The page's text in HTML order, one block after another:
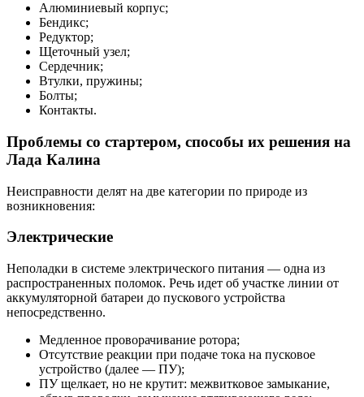
Алюминиевый корпус;
Бендикс;
Редуктор;
Щеточный узел;
Сердечник;
Втулки, пружины;
Болты;
Контакты.
Проблемы со стартером, способы их решения на
Лада Калина
Неисправности делят на две категории по природе из
возникновения:
Электрические
Неполадки в системе электрического питания — одна из
распространенных поломок. Речь идет об участке линии от
аккумуляторной батареи до пускового устройства
непосредственно.
Медленное проворачивание ротора;
Отсутствие реакции при подаче тока на пусковое
устройство (далее — ПУ);
ПУ щелкает, но не крутит: межвитковое замыкание,